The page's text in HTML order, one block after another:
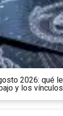
2026: qué
y los vínculos